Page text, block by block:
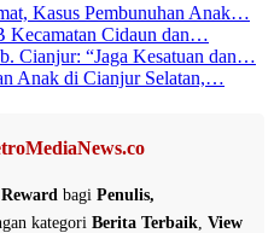
Kasus Pembunuhan Anak…
Kecamatan Cidaun dan…
Cianjur: “Jaga Kesatuan dan…
Anak di Cianjur Selatan,…
Reward bagi Penulis,
kategori Berita Terbaik View